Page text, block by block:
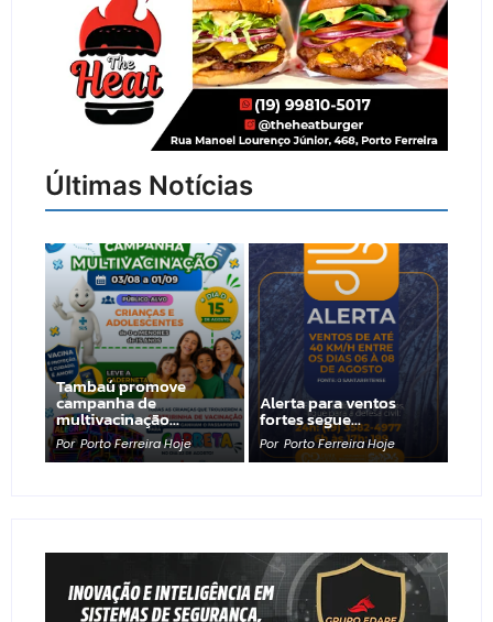
Últimas Notícias
Tambaú promove
campanha de
multivacinação…
Por Porto Ferreira Hoje
Alerta para ventos
fortes segue…
Por Porto Ferreira Hoje